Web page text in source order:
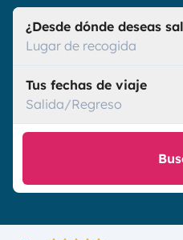
¿Desde dónde deseas
Lugar de recogida
Tus fechas de viaje
Salida/Regreso